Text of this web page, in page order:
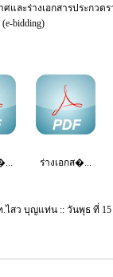
และร่างเอกสารประกว
bidding)
ร่างเอกส�...
สว บุญแท่น :: วันพุธ ที่ 15